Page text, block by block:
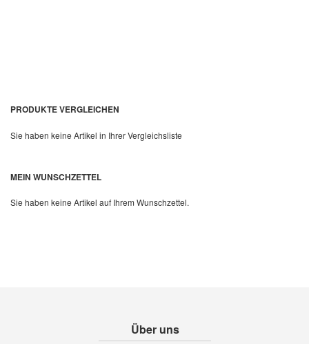
Quickview
PRODUKTE VERGLEICHEN
Sie haben keine Artikel in Ihrer Vergleichsliste
MEIN WUNSCHZETTEL
Sie haben keine Artikel auf Ihrem Wunschzettel.
Über uns